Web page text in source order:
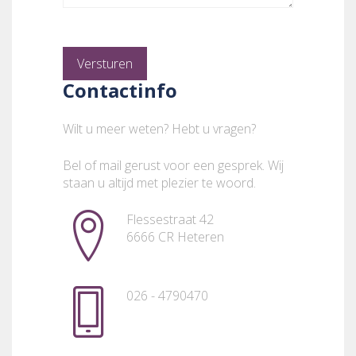
Versturen
Contactinfo
Wilt u meer weten? Hebt u vragen?
Bel of mail gerust voor een gesprek. Wij
staan u altijd met plezier te woord.
Flessestraat 42
6666 CR Heteren
026 - 4790470